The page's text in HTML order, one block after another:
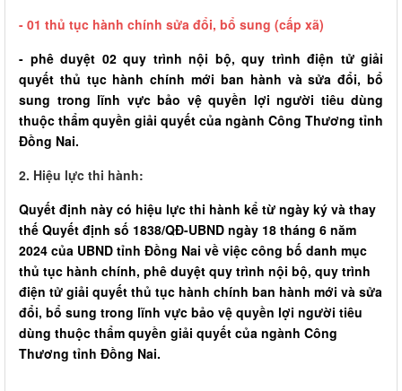
- 01 thủ tục hành chính sửa đổi, bổ sung (cấp xã)
- phê duyệt 02 quy trình nội bộ, quy trình điện tử giải
quyết thủ tục hành chính mới ban hành và sửa đổi, bổ
sung trong lĩnh vực bảo vệ quyền lợi người tiêu dùng
thuộc thẩm quyền giải quyết của ngành Công Thương tỉnh
Đồng Nai.
2. Hiệu lực thi hành:
Quyết định này có hiệu lực thi hành kể từ ngày ký và thay
thế Quyết định số 1838/QĐ-UBND ngày 18 tháng 6 năm
2024 của UBND tỉnh Đồng Nai về việc công bố danh mục
thủ tục hành chính, phê duyệt quy trình nội bộ, quy trình
điện tử giải quyết thủ tục hành chính ban hành mới và sửa
đổi, bổ sung trong lĩnh vực bảo vệ quyền lợi người tiêu
dùng thuộc thẩm quyền giải quyết của ngành Công
Thương tỉnh Đồng Nai.